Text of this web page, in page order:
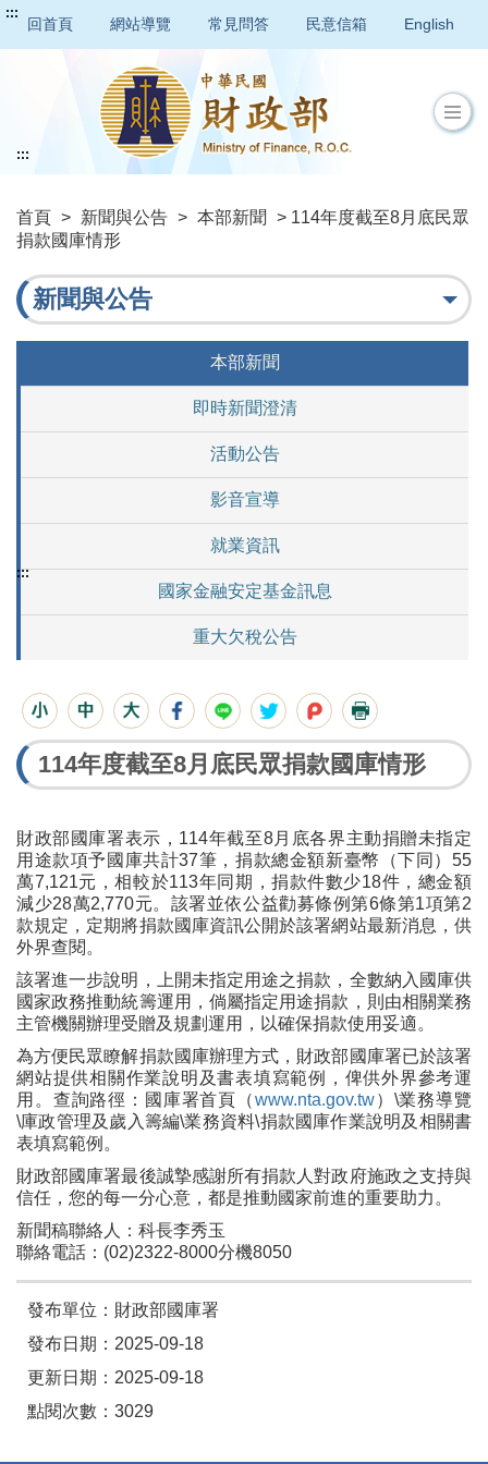
:::
回首頁 網站導覽 常見問答 民意信箱 English
首頁 > 新聞與公告 > 本部新聞
> 114年度截至8月底民眾
捐款國庫情形
:::
新聞與公告
本部新聞
即時新聞澄清
活動公告
影音宣導
就業資訊
國家金融安定基金訊息
重大欠稅公告
:::
114年度截至8月底民眾捐款國庫情形
財政部國庫署表示，114年截至8月底各界主動捐贈未指定
用途款項予國庫共計37筆，捐款總金額新臺幣（下同）55
萬7,121元，相較於113年同期，捐款件數少18件，總金額
減少28萬2,770元。該署並依公益勸募條例第6條第1項第2
款規定，定期將捐款國庫資訊公開於該署網站最新消息，供
外界查閱。
該署進一步說明，上開未指定用途之捐款，全數納入國庫供
國家政務推動統籌運用，倘屬指定用途捐款，則由相關業務
主管機關辦理受贈及規劃運用，以確保捐款使用妥適。
為方便民眾瞭解捐款國庫辦理方式，財政部國庫署已於該署
網站提供相關作業說明及書表填寫範例，俾供外界參考運
用。查詢路徑：國庫署首頁（www.nta.gov.tw）\業務導覽
\庫政管理及歲入籌編\業務資料\捐款國庫作業說明及相關書
表填寫範例。
財政部國庫署最後誠摯感謝所有捐款人對政府施政之支持與
信任，您的每一分心意，都是推動國家前進的重要助力。
新聞稿聯絡人：科長李秀玉
聯絡電話：(02)2322-8000分機8050
發布單位：財政部國庫署
發布日期：2025-09-18
更新日期：2025-09-18
點閱次數：3029